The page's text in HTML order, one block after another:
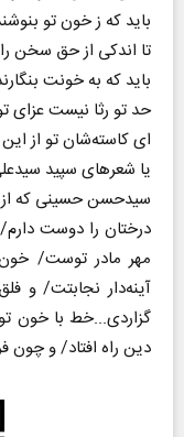
باید که ز خون تو
تا اندکی از حق سخن را
باید که به خونت
حد تو رثا نیست
ای کاسته‌شان تو از
یا شعرهای سپید
سید‌حسن حسینی که
درختان را دوست دارم/
مهر مادر توست/
آینه‌دار نجابتت/ و
گزاردی...خط با خون
دین راه افتاد/ و